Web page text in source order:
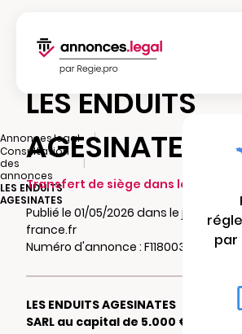
Annonces.legal
|
Consultation
des
annonces
|
LES ENDUITS
AGESINATES
LES ENDUITS
AGESINATES
Transfert de siège dans le même
Publié le 01/05/2026 dans le journal
france.fr
Numéro d'annonce : F11800331vgwa
LES ENDUITS AGESINATES
SARL au capital de 5.000 €
par